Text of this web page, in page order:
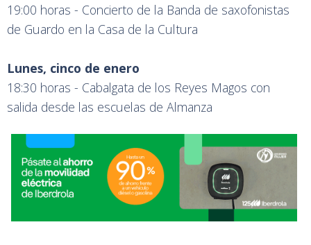
19:00 horas - Concierto de la Banda de saxofonistas
de Guardo en la Casa de la Cultura
Lunes, cinco de enero
18:30 horas - Cabalgata de los Reyes Magos con
salida desde las escuelas de Almanza